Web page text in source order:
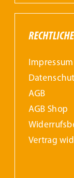
Impressum
AGB
AGB Shop
Vertrag